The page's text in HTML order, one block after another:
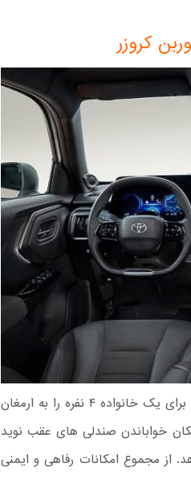
کروزر
کابین این خودرو بر خلاف ابعاد کوچک آن فضای راحتی برای یک خانواده ۴ نفره را به ارمغان
و امکان خواباندن صندلی های عقب نوید
مجموع امکانات رفاهی و ایمنی